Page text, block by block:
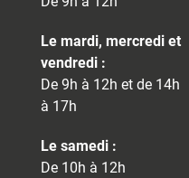
Le mardi, mercredi et
vendredi :
De 9h à 12h et de 14h
à 17h
Le samedi :
De 10h à 12h